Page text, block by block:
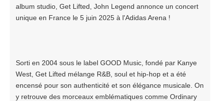
album studio, Get Lifted, John Legend annonce un concert
unique en France le 5 juin 2025 à l'Adidas Arena !
Sorti en 2004 sous le label GOOD Music, fondé par Kanye
West, Get Lifted mélange R&B, soul et hip-hop et a été
encensé pour son authenticité et son élégance musicale. On
y retrouve des morceaux emblématiques comme Ordinary